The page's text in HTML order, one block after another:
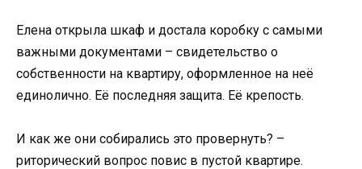
Елена открыла шкаф и достала коробку с самыми
важными документами – свидетельство о
собственности на квартиру, оформленное на неё
единолично. Её последняя защита. Её крепость.
И как же они собирались это провернуть? –
риторический вопрос повис в пустой квартире.